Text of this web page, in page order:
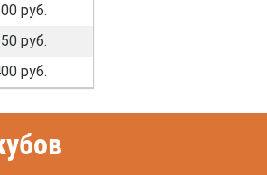
руб.
руб.
руб.